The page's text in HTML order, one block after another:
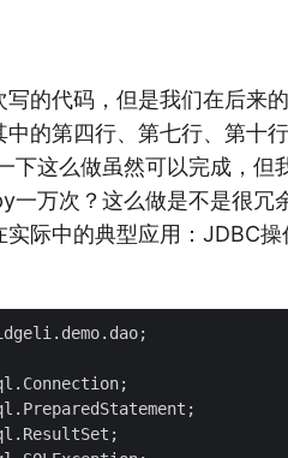
写的代码，但是我们在后来
中的第四行、第七行、第十
下这么做虽然可以完成，但
一万次？这么做是不是很冗
实际中的典型应用：JDBC